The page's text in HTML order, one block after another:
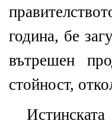
година, бе
вътрешен
стойност,